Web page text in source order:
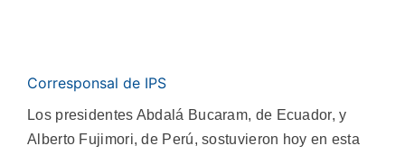
Corresponsal de IPS
Los presidentes Abdalá Bucaram, de Ecuador, y
Alberto Fujimori, de Perú, sostuvieron hoy en esta